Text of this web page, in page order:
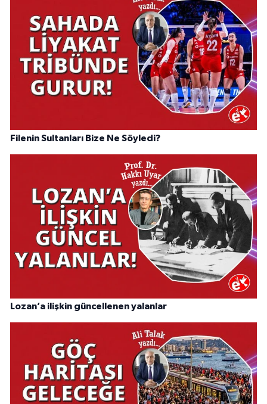
Filenin Sultanları Bize Ne Söyledi?
Lozan’a ilişkin güncellenen yalanlar